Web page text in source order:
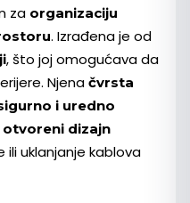
za organizaciju
. Izrađena je od
, što joj omogućava da
Njena čvrsta
i uredno
otvoreni dizajn
uklanjanje kablova